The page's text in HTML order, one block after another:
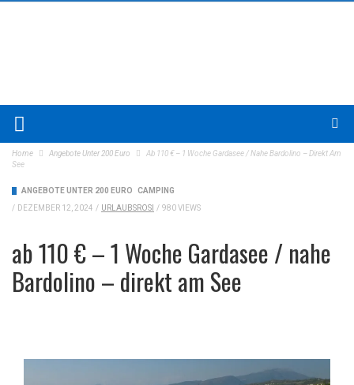
Home Angebote Unter 200 Euro
Ab 110 € – 1 Woche Gardasee / Nahe Bardolino – Direkt Am
See
ANGEBOTE UNTER 200 EURO
CAMPING
/ DEZEMBER 12, 2024 / URLAUBSROSI / 980 VIEWS
ab 110 € – 1 Woche Gardasee / nahe
Bardolino – direkt am See